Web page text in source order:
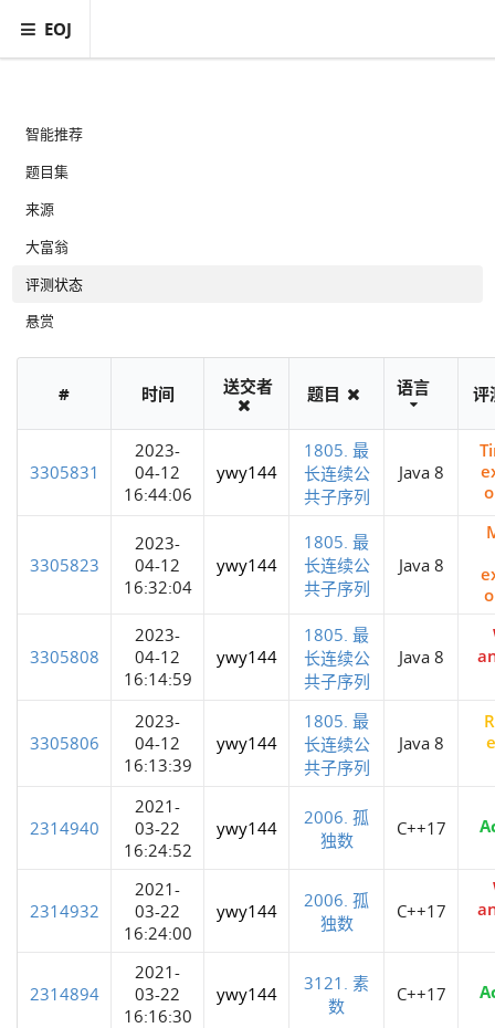
EOJ
智能推荐
题目集
来源
大富翁
评测状态
悬赏
# 时间 送交者 题目 语言 评
3305831
2023-
04-12
16:44:06
ywy144
1805. 最
长连续公
共子序列
Java 8
3305823
2023-
04-12
16:32:04
ywy144
1805. 最
长连续公
共子序列
Java 8
3305808
2023-
04-12
16:14:59
ywy144
1805. 最
长连续公
共子序列
Java 8
3305806
2023-
04-12
16:13:39
ywy144
1805. 最
长连续公
共子序列
Java 8
2314940
2021-
03-22
16:24:52
ywy144
2006. 孤
独数
C++17
2314932
2021-
03-22
16:24:00
ywy144
2006. 孤
独数
C++17
2314894
2021-
03-22
16:16:30
ywy144
3121. 素
数
C++17